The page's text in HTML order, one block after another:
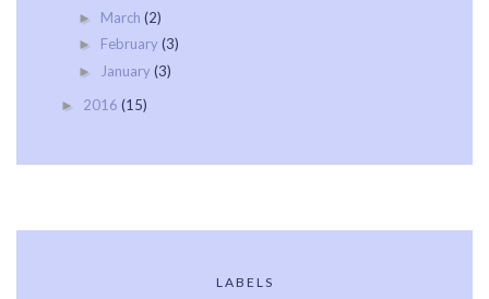
► March (2)
► February(3)
► January(3)
► 2016 (15)
LABELS